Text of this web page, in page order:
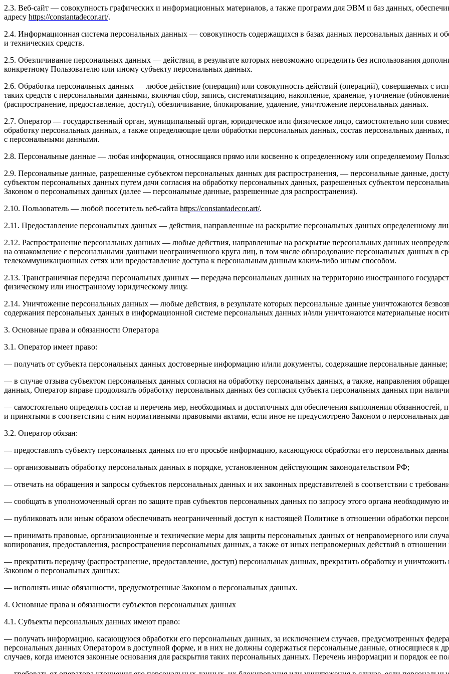
2.3. Веб-сайт — совокупность графических и информационных материалов, а также программ для ЭВМ и баз данных,
адресу https://constantadecor.art/.
2.4. Информационная система персональных данных — совокупность содержащихся в базах данных персональных данных и
и технических средств.
2.5. Обезличивание персональных данных — действия, в результате которых невозможно определить без использования
конкретному Пользователю или иному субъекту персональных данных.
2.6. Обработка персональных данных — любое действие (операция) или совокупность действий (операций), совершаемых с
таких средств с персональными данными, включая сбор, запись, систематизацию, накопление, хранение, уточнение
(распространение, предоставление, доступ), обезличивание, блокирование, удаление, уничтожение персональных данных.
2.7. Оператор — государственный орган, муниципальный орган, юридическое или физическое лицо, самостоятельно или
обработку персональных данных, а также определяющие цели обработки персональных данных, состав персональных
с персональными данными.
2.8. Персональные данные — любая информация, относящаяся прямо или косвенно к определенному или определяемому
2.9. Персональные данные, разрешенные субъектом персональных данных для распространения, — персональные данные,
субъектом персональных данных путем дачи согласия на обработку персональных данных, разрешенных субъектом
Законом о персональных данных (далее — персональные данные, разрешенные для распространения).
2.10. Пользователь — любой посетитель веб-сайта https://constantadecor.art/.
2.11. Предоставление персональных данных — действия, направленные на раскрытие персональных данных определенному
2.12. Распространение персональных данных — любые действия, направленные на раскрытие персональных данных
на ознакомление с персональными данными неограниченного круга лиц, в том числе обнародование персональных данных в
телекоммуникационных сетях или предоставление доступа к персональным данным каким-либо иным способом.
2.13. Трансграничная передача персональных данных — передача персональных данных на территорию иностранного
физическому или иностранному юридическому лицу.
2.14. Уничтожение персональных данных — любые действия, в результате которых персональные данные уничтожаются
содержания персональных данных в информационной системе персональных данных и/или уничтожаются материальные
3. Основные права и обязанности Оператора
3.1. Оператор имеет право:
— получать от субъекта персональных данных достоверные информацию и/или документы, содержащие персональные данные;
— в случае отзыва субъектом персональных данных согласия на обработку персональных данных, а также, направления
данных, Оператор вправе продолжить обработку персональных данных без согласия субъекта персональных данных при
— самостоятельно определять состав и перечень мер, необходимых и достаточных для обеспечения выполнения
и принятыми в соответствии с ним нормативными правовыми актами, если иное не предусмотрено Законом о персональных
3.2. Оператор обязан:
— предоставлять субъекту персональных данных по его просьбе информацию, касающуюся обработки его персональных
— организовывать обработку персональных данных в порядке, установленном действующим законодательством РФ;
— отвечать на обращения и запросы субъектов персональных данных и их законных представителей в соответствии с
— сообщать в уполномоченный орган по защите прав субъектов персональных данных по запросу этого органа необходимую
— публиковать или иным образом обеспечивать неограниченный доступ к настоящей Политике в отношении обработки
— принимать правовые, организационные и технические меры для защиты персональных данных от неправомерного или
копирования, предоставления, распространения персональных данных, а также от иных неправомерных действий в
— прекратить передачу (распространение, предоставление, доступ) персональных данных, прекратить обработку и
Законом о персональных данных;
— исполнять иные обязанности, предусмотренные Законом о персональных данных.
4. Основные права и обязанности субъектов персональных данных
4.1. Субъекты персональных данных имеют право:
— получать информацию, касающуюся обработки его персональных данных, за исключением случаев, предусмотренных
персональных данных Оператором в доступной форме, и в них не должны содержаться персональные данные, относящиеся к
случаев, когда имеются законные основания для раскрытия таких персональных данных. Перечень информации и порядок ее